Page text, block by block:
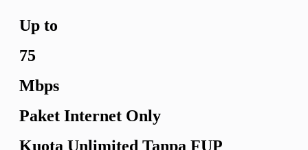
Up to
75
Mbps
Paket Internet Only
Kuota Unlimited Tanpa FUP